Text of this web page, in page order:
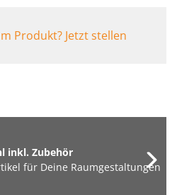
Produkt? Jetzt stellen
inkl. Zubehör
für Deine Raumgestaltungen